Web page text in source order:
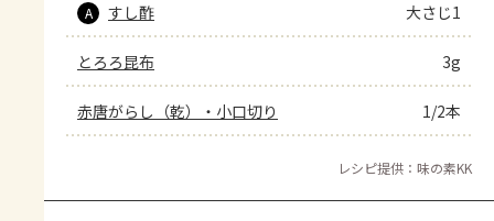
A すし酢 大さじ1
とろろ昆布 3g
赤唐がらし（乾）・小口切り 1/2本
レシピ提供：味の素KK